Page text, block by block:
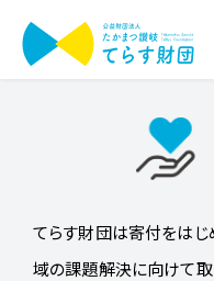
てらす財団は寄付をはじ
域の課題解決に向けて